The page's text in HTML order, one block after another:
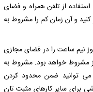
از تلفن همراه و فضای
و آن زمان کم را مشروط به
نیم ساعت را در فضای مجازی
مشروط خواهد بود. مشروط به
می توانید ضمن محدود کردن
برای سایر کارهای مثبت تان